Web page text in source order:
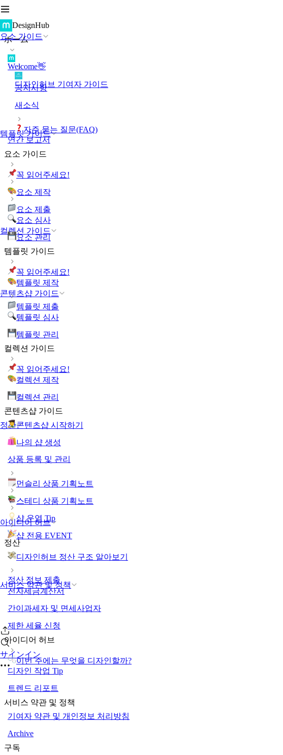
DesignHub
요소 가이드
템플릿 가이드
컬렉션 가이드
콘텐츠샵 가이드
정산
아이디어 허브
서비스 약관 및 정책
サインイン
ホーム
Welcome👋
디자인허브 기여자 가이드
공지사항
새소식
자주 묻는 질문(FAQ)
연간 보고서
요소 가이드
꼭 읽어주세요!
요소 제작
요소 제출
요소 심사
요소 관리
템플릿 가이드
꼭 읽어주세요!
템플릿 제작
템플릿 제출
템플릿 심사
템플릿 관리
컬렉션 가이드
꼭 읽어주세요!
컬렉션 제작
컬렉션 관리
콘텐츠샵 가이드
콘텐츠샵 시작하기
나의 샵 생성
상품 등록 및 관리
먼슬리 상품 기획노트
스테디 상품 기획노트
샵 운영 Tip
샵 전용 EVENT
정산
디자인허브 정산 구조 알아보기
정산 정보 제출
전자세금계산서
간이과세자 및 면세사업자
제한 세율 신청
아이디어 허브
이번 주에는 무엇을 디자인할까?
디자인 작업 Tip
트렌드 리포트
서비스 약관 및 정책
기여자 약관 및 개인정보 처리방침
Archive
구독